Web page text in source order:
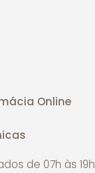
Online
de 07h às 19h